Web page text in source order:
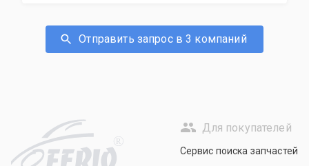
Отправить запрос в 3 компаний
R
Для покупателей
Сервис поиска запчастей